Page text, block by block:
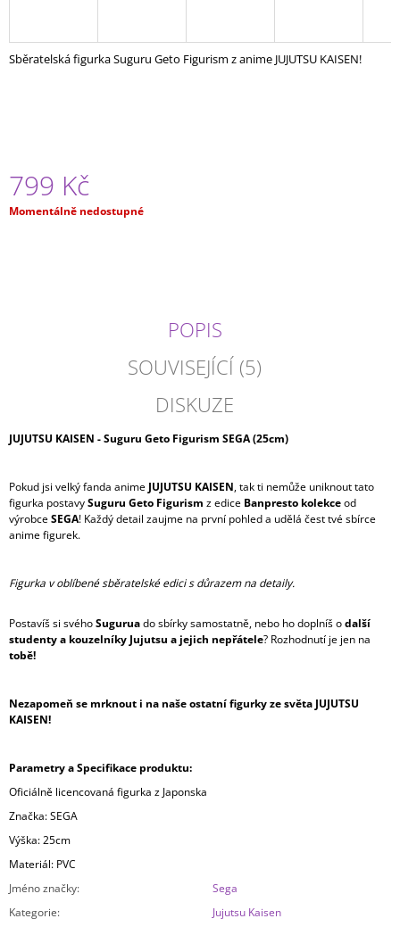
Sběratelská figurka Suguru Geto Figurism z anime JUJUTSU KAISEN!
799 Kč
Měrná
Momentálně nedostupné
POPIS
SOUVISEJÍCÍ (5)
DISKUZE
JUJUTSU KAISEN - Suguru Geto Figurism SEGA (25cm)
Pokud jsi velký fanda anime JUJUTSU KAISEN, tak ti nemůže uniknout tato
figurka postavySuguru Geto Figurism z edice Banpresto kolekceod
výrobceSEGA! Každý detail zaujme na první pohled a udělá čest tvé sbírce
anime figurek.
Figurka v oblíbené sběratelské edici s důrazem na detaily.
Postavíš si svéhoSuguruado sbírky samostatně, nebo ho doplníš odalší
studenty a kouzelníky Jujutsu a jejich nepřátele? Rozhodnutí je jen na
tobě!
Nezapomeň se mrknout i na naše ostatní figurky ze světa JUJUTSU
KAISEN!
Parametry a Specifikace produktu:
Oficiálně licencovaná figurka z Japonska
Značka: SEGA
Výška: 25cm
Materiál: PVC
Jméno značky:
Sega
Kategorie: Jujutsu Kaisen
P
O
M
E